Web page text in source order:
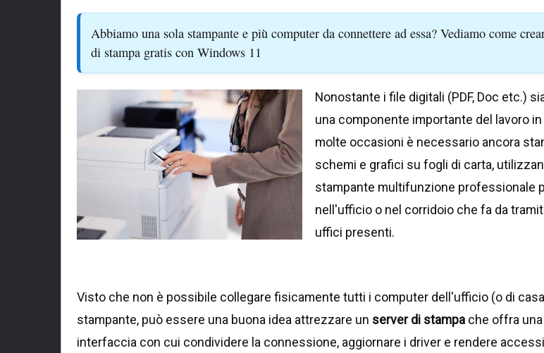
Abbiamo una sola stampante e più computer da connettere ad essa? Vediamo come
di stampa gratis con Windows 11
Nonostante i file digitali (PDF, Doc etc.)
una componente importante del lavoro
molte occasioni è necessario ancora
schemi e grafici su fogli di carta,
stampante multifunzione professionale
nell'ufficio o nel corridoio che fa da
uffici presenti.
Visto che non è possibile collegare fisicamente tutti i computer dell'ufficio (o di
stampante, può essere una buona idea attrezzare un server di stampa che offra
interfaccia con cui condividere la connessione, aggiornare i driver e rendere